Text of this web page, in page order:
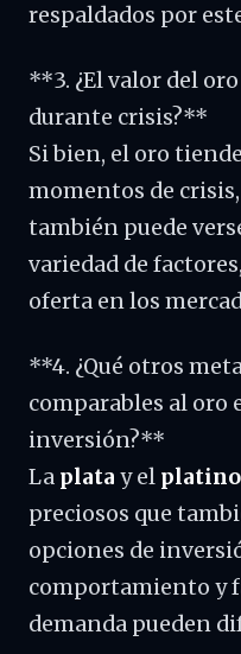
respaldados por
**3. ¿El valor del
durante crisis?**
Si bien, el oro
momentos de
también puede
variedad de
oferta en los
**4. ¿Qué otros
comparables al oro
inversión?**
La plata y el platino
preciosos que
opciones de
comportamiento y
demanda pueden